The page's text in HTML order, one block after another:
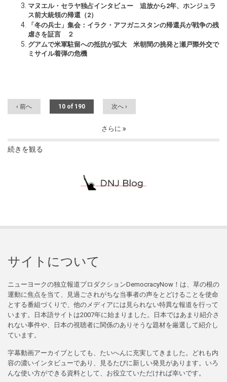
マヌエル・セラヤ独占インタビュー 追放から2年、ホンジュラ
ス前大統領の帰還（2）
「冬の兵士」集会：イラク・アフガニスタンの帰還兵が戦争の残
虐さを証言 ２
グアムで米軍駐留への抵抗が拡大 米朝間の挑発と瀬戸際外交で
ミサイル着弾の危機
‹ 前へ 10 of 190 次へ ›
さらに
続きを観る
サイトについて
ニューヨークの独立報道プロダクションDemocracyNow！は、草の根の
運動に焦点を当て、見過ごされがちな当事者の声をとどけることを使命
とする番組づくりで、他のメディアには見られない特異な報道を行って
います。日本語サイトは2007年に始まりました。日本ではあまり紹介さ
れない事件や、日本の視聴者に関係のありそうな題材を厳選して紹介し
ています。
字幕動画アーカイブとしても、たいへんに充実してきました。どれも内
容の濃いインタビューであり、見るたびに新しい発見があります。いろ
んな使い方ができる資料として、お役立ていただければ幸いです。